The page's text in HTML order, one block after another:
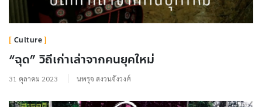
Culture
“ฉุด” วิถีเก่าเล่าจากคนยุคใหม่
31 ตุลาคม 2023 นพรุจ สงวนจังวงศ์